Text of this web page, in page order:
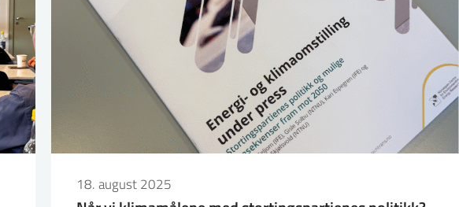
18. august 2025